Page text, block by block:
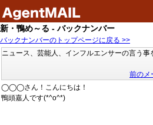
新・鴨め～る - バックナンバー
バックナンバーのトップページに戻る >>
ニュース、芸能人、インフルエンサーの言う事
前のメ
◯◯◯さん！こんにちは！
鴨頭嘉人です(*^o^*)